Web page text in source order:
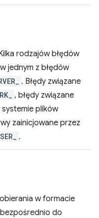
rodzajów błędów
jednym z błędów
. Błędy związane
, błędy związane
plików
zainicjowane przez
.
w formacie
do